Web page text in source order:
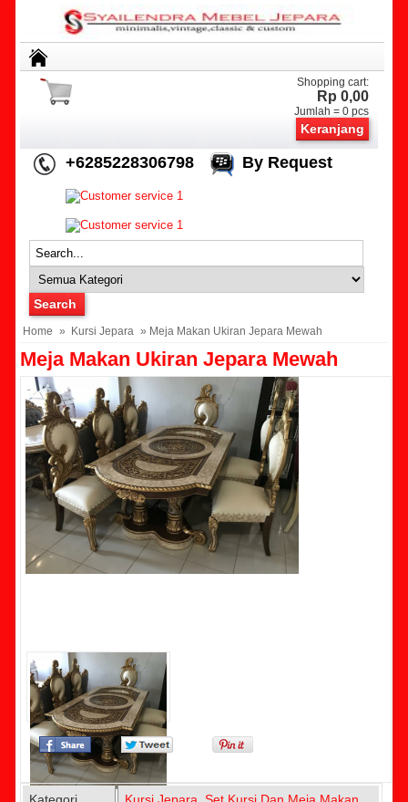
Shopping cart:
Rp 0,00
Jumlah =0 pcs
Keranjang
+6285228306798 By Request
Home » Kursi Jepara » Meja Makan Ukiran Jepara Mewah
Meja Makan Ukiran Jepara Mewah
Kategori Kursi Jepara ,Set Kursi Dan Meja Makan